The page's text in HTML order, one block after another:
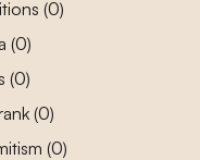
(0)
(0)
(0)
(0)
(0)